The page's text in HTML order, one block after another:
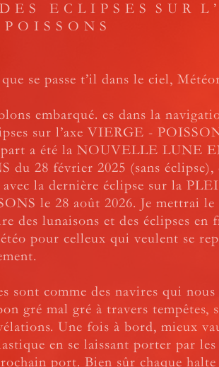
E S E C L I P S E S S U R L
O I S S O N S
se passe t’il dans le ciel,
embarqué. es dans la
sur l’axe VIERGE -
a été la NOUVELLE LUNE
du 28 février 2025 (sans
avec la dernière éclipse sur la
le 28 août 2026. Je mettrai
des lunaisons et des éclipses en
pour celleux qui veulent se
sont comme des navires qui
gré mal gré à travers tempêtes,
Une fois à bord, mieux
en se laissant porter par
port. Bien sûr chaque halte